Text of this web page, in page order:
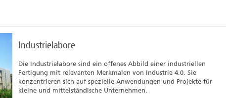
Industrielabore
Die Industrielabore sind ein offenes Abbild einer industriellen
Fertigung mit relevanten Merkmalen von Industrie 4.0. Sie
konzentrieren sich auf spezielle Anwendungen und Projekte für
kleine und mittelständische Unternehmen.